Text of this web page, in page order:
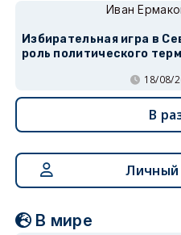
Иван
Избирательная игра в
роль политического
18/08/
В
Личный
В мире